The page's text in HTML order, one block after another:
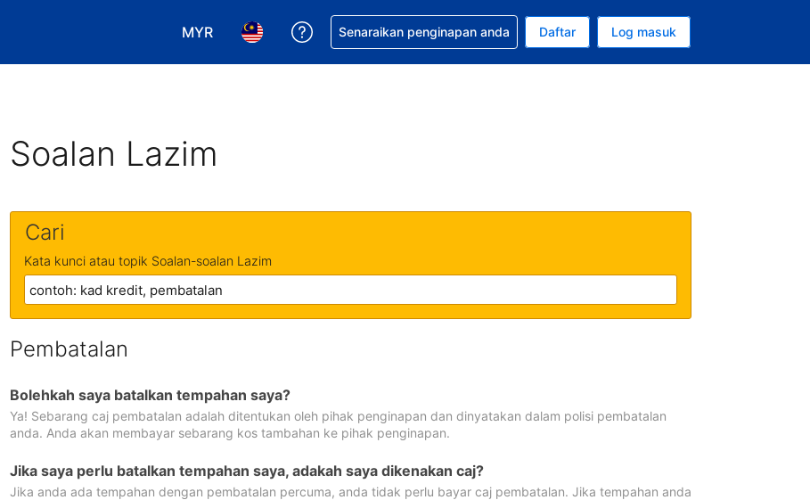
MYR
Pilih mata wang anda. Mata wang semasa anda adalah Ringgit Malaysia
Pilih bahasa anda. Bahasa semasa anda adalah Bahasa Malaysia
Dapatkan bantuan bagi tempahan anda
Senaraikan penginapan anda Daftar Log masuk
Soalan Lazim
Cari
Kata kunci atau topik Soalan-soalan Lazim
Pembatalan
Bolehkah saya batalkan tempahan saya?
Ya! Sebarang caj pembatalan adalah ditentukan oleh pihak penginapan dan dinyatakan dalam polisi pembatalan
anda. Anda akan membayar sebarang kos tambahan ke pihak penginapan.
Jika saya perlu batalkan tempahan saya, adakah saya dikenakan caj?
Jika anda ada tempahan dengan pembatalan percuma, anda tidak perlu bayar caj pembatalan. Jika tempahan anda